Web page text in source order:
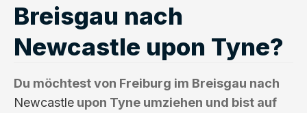
Breisgau nach
Newcastle upon Tyne?
Du möchtest von Freiburg im Breisgau nach
Newcastle upon Tyne umziehen und bist auf